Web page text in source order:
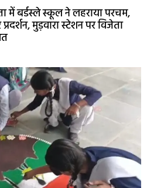
में बर्डस्ले स्कूल ने लहराया परचम,
मुड़वारा स्टेशन पर विजेता